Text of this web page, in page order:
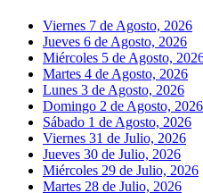
Viernes 7 de Agosto, 2026
Jueves 6 de Agosto, 2026
Miércoles 5 de Agosto,
Martes 4 de Agosto, 2026
Lunes 3 de Agosto, 2026
Domingo 2 de Agosto, 2026
Sábado 1 de Agosto, 2026
Viernes 31 de Julio, 2026
Jueves 30 de Julio, 2026
Miércoles 29 de Julio, 2026
Martes 28 de Julio, 2026